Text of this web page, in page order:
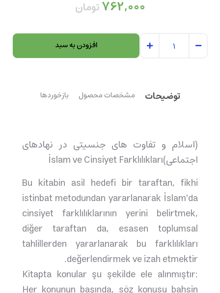
762,000تومان
افزودن به سبد
توضیحات مشخصات محصول بازخوردها
(اسلام و تفاوت های جنسیتی در نهادهای
اجتماعی)İslam ve Cinsiyet Farklılıkları
Bu kitabin asil hedefi bir taraftan, fikhi
istinbat metodundan yararlanarak İslam'da
cinsiyet farklılıklarının yerini belirtmek,
diğer taraftan da, esasen toplumsal
tahlillerden yararlanarak bu farklılıkları
değerlendirmek ve izah etmektir.
Kitapta konular şu şekilde ele alınmıştır: